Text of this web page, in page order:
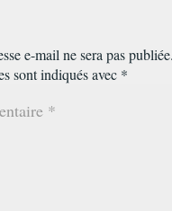
e-mail ne sera pas publiée.
sont indiqués avec *